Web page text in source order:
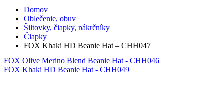
Domov
Oblečenie, obuv
Šiltovky, čiapky, nákrčníky
Čiapky
FOX Khaki HD Beanie Hat – CHH047
FOX Olive Merino Blend Beanie Hat - CHH046
FOX Khaki HD Beanie Hat - CHH049